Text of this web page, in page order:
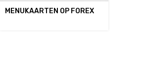
MENUKAARTEN OP FOREX